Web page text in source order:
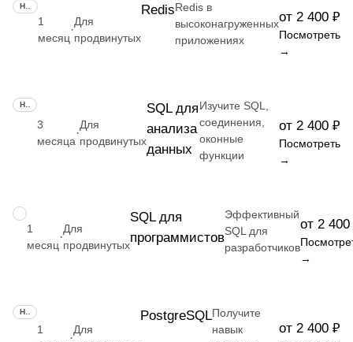
1
месяц
·
Для
продвинутых
RedisRedis в
высоконагруженных
приложениях
от 2 400 ₽
Посмотреть
→
3
месяца
·
Для
продвинутых
SQL для
анализа
данных
Изучите SQL,
соединения,
оконные
функции
от 2 400 ₽
Посмотреть
→
НАВЫК
1
месяц
·
Для
продвинутых
SQL для
программистов
Эффективный
SQL для
разработчиков
от 2
→
1
·
Для
PostgreSQLПолучите
навык
от 2 400 ₽